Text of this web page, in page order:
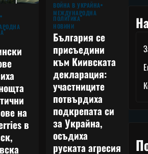
на
в
ВОЙНА В УКРАЙНА
МЕЖДУНАРОДНА
ПОЛИТИКА
НОВИНИ
България се
присъедини
към Киивската
декларация:
участниците
потвърдиха
подкрепата си
за Украйна,
осъдиха
руската агресия